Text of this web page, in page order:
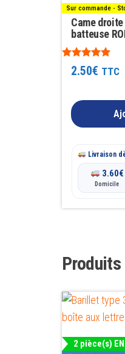
Sur commande -
Came
batteuse
Note
5.002.50€ TTC
Livraison
3.60€
Domicile
2 pièce(s)